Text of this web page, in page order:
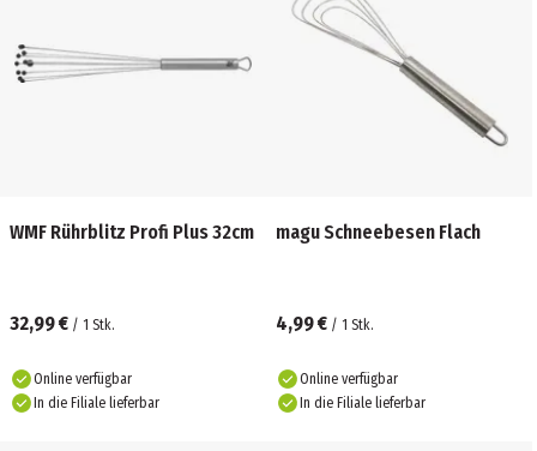
WMF Rührblitz Profi Plus 32cm
32,99 € / 1 Stk.
Online verfügbar
In die Filiale lieferbar
magu Schneebesen Flach
4,99 € / 1 Stk.
Online verfügbar
In die Filiale lieferbar